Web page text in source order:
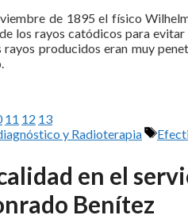
de 1895 el físico
los rayos catódicos para
producidos eran muy
11 12 13
y Radioterapia
en el
Benítez